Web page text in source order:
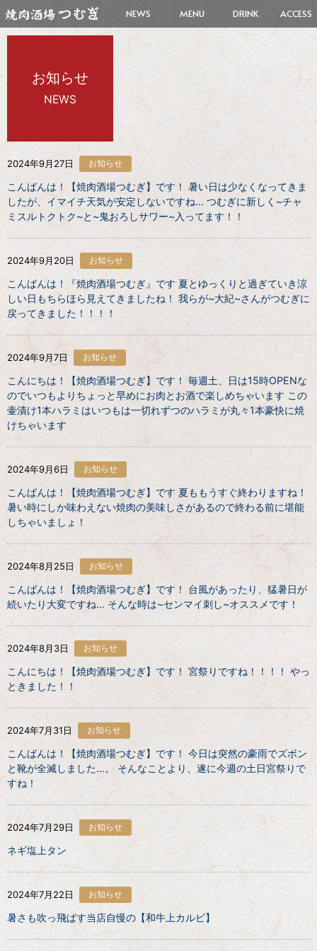
お知らせ
NEWS
2024年9月27日 お知らせ
こんばんは！【焼肉酒場つむぎ】です！ 暑い日は少なくなってきま
したが、イマイチ天気が安定しないですね… つむぎに新しく~チャ
ミスルトクトク~と~鬼おろしサワー~入ってます！！
2024年9月20日 お知らせ
こんばんは！『焼肉酒場つむぎ』です 夏とゆっくりと過ぎていき涼
しい日もちらほら見えてきましたね！ 我らが~大紀~さんがつむぎに
戻ってきました！！！！
2024年9月7日 お知らせ
こんにちは！【焼肉酒場つむぎ】です！ 毎週土、日は15時OPENな
のでいつもよりちょっと早めにお肉とお酒で楽しめちゃいます この
壷漬け1本ハラミはいつもは一切れずつのハラミが丸々1本豪快に焼
けちゃいます
2024年9月6日 お知らせ
こんばんは！【焼肉酒場つむぎ】です 夏ももうすぐ終わりますね！
暑い時にしか味わえない焼肉の美味しさがあるので終わる前に堪能
しちゃいましょ！
2024年8月25日 お知らせ
こんばんは！【焼肉酒場つむぎ】です！ 台風があったり、猛暑日が
続いたり大変ですね… そんな時は~センマイ刺し~オススメです！
2024年8月3日 お知らせ
こんにちは！【焼肉酒場つむぎ】です！ 宮祭りですね！！！！ やっ
ときました！！
2024年7月31日 お知らせ
こんばんは！【焼肉酒場つむぎ】です！ 今日は突然の豪雨でズボン
と靴が全滅しました…。 そんなことより、遂に今週の土日宮祭りで
すね！
2024年7月29日 お知らせ
ネギ塩上タン
2024年7月22日 お知らせ
暑さも吹っ飛ばす当店自慢の【和牛上カルビ】
NEWS MENU DRINK ACCESS